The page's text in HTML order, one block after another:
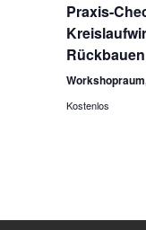
Praxis-
Rückbauen
Kostenlos